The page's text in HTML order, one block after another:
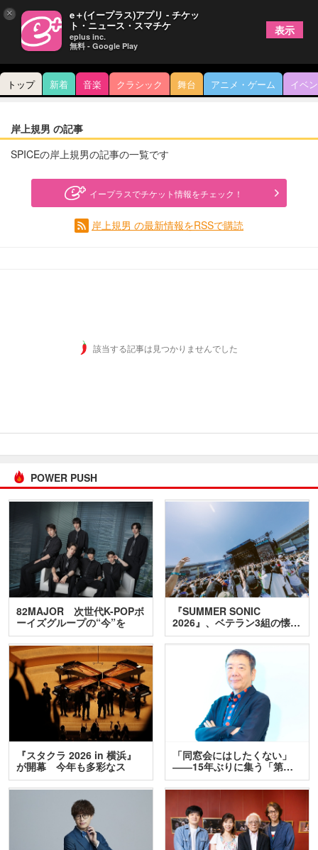
トップ 新着 音楽 クラシック 舞台 アニメ・ゲーム イベ
岸上規男 の記事
SPICEの岸上規男の記事の一覧です
イープラスでチケット情報をチェック！
岸上規男 の最新情報をRSSで購読
該当する記事は見つかりませんでした
POWER PUSH
82MAJOR 次世代K-POPボ
ーイズグループの“今”を
訊…
『SUMMER SONIC
2026』、ベテラン3組の懐…
『スタクラ 2026 in 横浜』
が開幕 今年も多彩なス
テ…
「同窓会にはしたくない」
――15年ぶりに集う「第…
× e＋(イープラス)アプリ - チケッ
ト・ニュース・スマチケ
eplus inc.
無料 - Google Play
表示